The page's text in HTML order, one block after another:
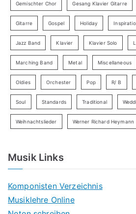
Gemischter Chor Gesang Klavier Gitarre
Gitarre Gospel Holiday
Jazz Band Klavier Klavier Solo
Marching Band Metal Miscellaneous
Oldies Orchester Pop R/ B
Soul Standards Traditional
Weihnachtslieder Werner Richard Heymann
Musik Links
Komponisten Verzeichnis
Musiklehre Online